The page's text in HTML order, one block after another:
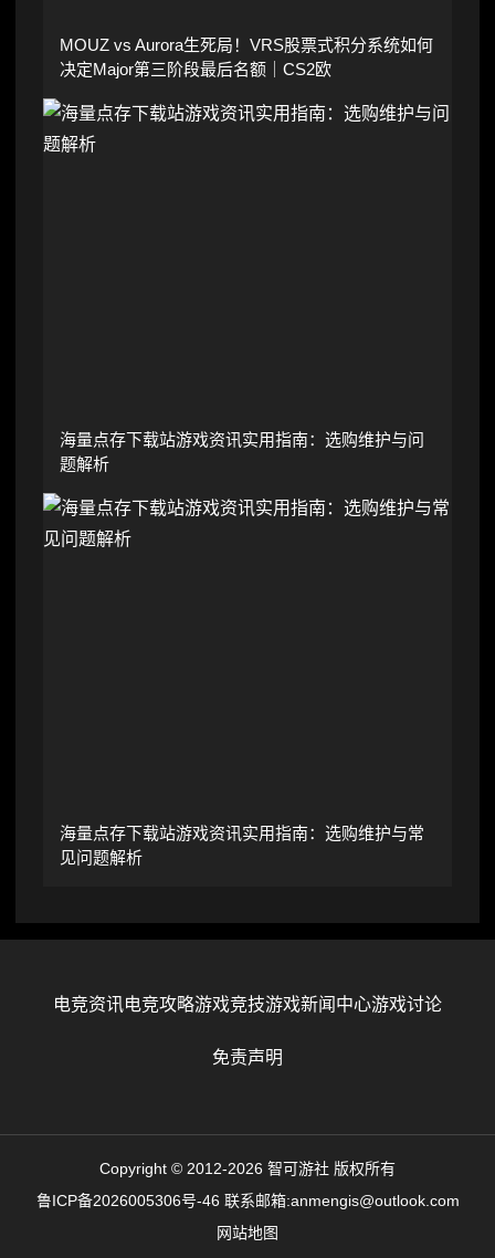
MOUZ vs Aurora生死局！VRS股票式积分系统如何
决定Major第三阶段最后名额｜CS2欧
海量点存下载站游戏资讯实用指南：选购维护与问
题解析
海量点存下载站游戏资讯实用指南：选购维护与常
见问题解析
电竞资讯电竞攻略游戏竞技游戏新闻中心游戏讨论
免责声明
Copyright © 2012-2026 智可游社 版权所有
鲁ICP备2026005306号-46 联系邮箱:anmengis@outlook.com
网站地图